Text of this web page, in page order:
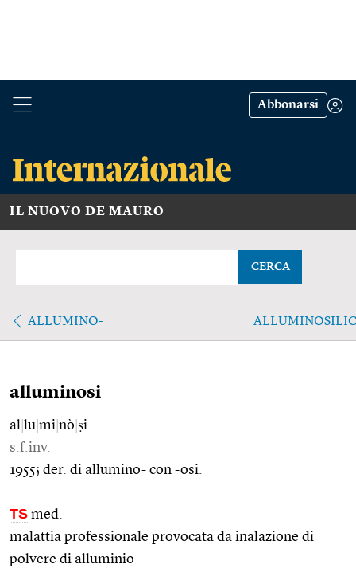
Abbonarsi
IL NUOVO DE MAURO
CERCA
ALLUMINO-
alluminosi
al lu mi nò ṣi
s.f.inv.
1955; der. di allumino- con -osi.
TS med.
malattia professionale provocata da inalazione di
polvere di alluminio